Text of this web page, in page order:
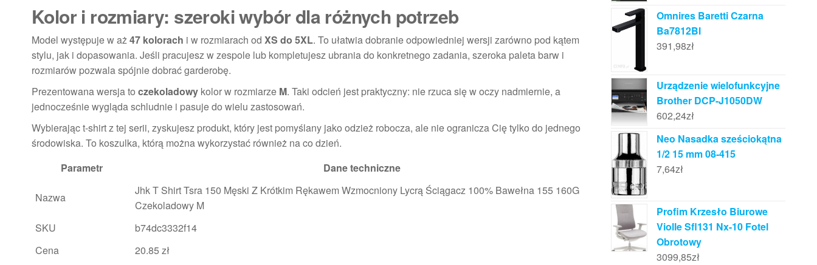
Kolor i rozmiary: szeroki wybór dla różnych potrzeb
Model występuje w aż47 kolorach i w rozmiarach od XS do 5XL. To ułatwia dobranie odpowiedniej wersji zarówno pod kątem
stylu, jak i dopasowania. Jeśli pracujesz w zespole lub kompletujesz ubrania do konkretnego zadania, szeroka paleta barw i
rozmiarów pozwala spójnie dobrać garderobę.
Prezentowana wersja to czekoladowy kolor w rozmiarze M. Taki odcień jest praktyczny: nie rzuca się w oczy nadmiernie, a
jednocześnie wygląda schludnie i pasuje do wielu zastosowań.
Wybierając t-shirt z tej serii, zyskujesz produkt, który jest pomyślany jako odzież robocza, ale nie ogranicza Cię tylko do jednego
środowiska. To koszulka, którą można wykorzystać również na co dzień.
Parametr
Dane techniczne
Nazwa
Jhk T Shirt Tsra 150 Męski Z Krótkim Rękawem Wzmocniony Lycrą Ściągacz 100% Bawełna 155 160G
Czekoladowy M
SKU
b74dc3332f14
Cena
20.85 zł
Omnires Baretti Czarna
Ba7812Bl
391,98zł
Urządzenie wielofunkcyjne
Brother DCP-J1050DW
602,24zł
Neo Nasadka sześciokątna
1/2 15 mm 08-415
7,64zł
Profim Krzesło Biurowe
Violle Sfl131 Nx-10 Fotel
Obrotowy
3099,85zł